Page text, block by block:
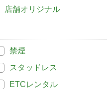
店舗オリジナル
禁煙
スタッドレス
ETCレンタル